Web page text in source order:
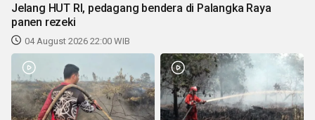
Jelang HUT RI, pedagang bendera di Palangka Raya
panen rezeki
04 August 2026 22:00 WIB